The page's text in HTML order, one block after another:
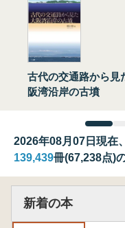
古代の交通路から見
阪湾沿岸の古墳
2026年08月07日現在、
139,439冊(67,238点)
新着の本